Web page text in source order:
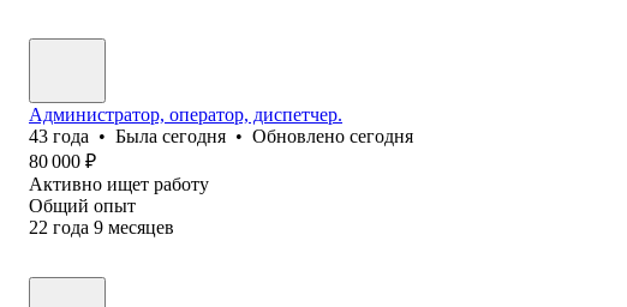
Администратор, оператор, диспетчер.
43 года • Была сегодня • Обновлено сегодня
80 000 ₽
Активно ищет работу
Общий опыт
22 года 9 месяцев